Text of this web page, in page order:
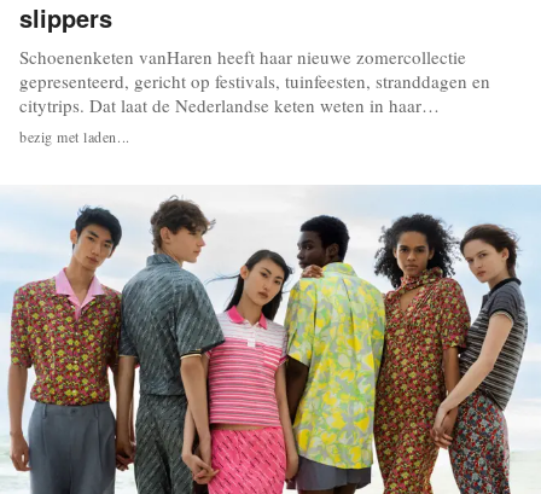
slippers
Schoenenketen vanHaren heeft haar nieuwe zomercollectie
gepresenteerd, gericht op festivals, tuinfeesten, stranddagen en
citytrips. Dat laat de Nederlandse keten weten in haar
zomercampagne. De collectie bestaat onder meer uit sandalen,
sneakers en slippers. Credits: vanHaren Credits: vanHaren
bezig met laden...